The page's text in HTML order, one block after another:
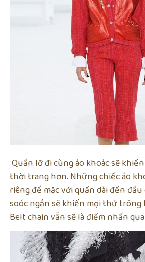
Quần lỡ đi cùng áo khoác sẽ
thời trang hơn. Những chiếc áo
riêng để mặc với quần dài đến
soóc ngắn sẽ khiến mọi thứ
Belt chain vẫn sẽ là điểm nhấn